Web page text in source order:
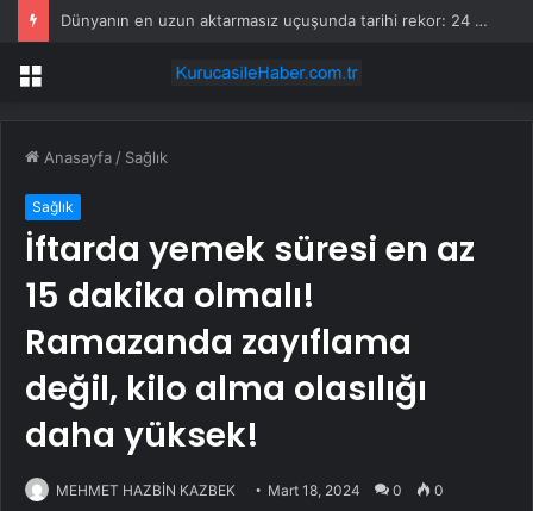
Dünyanın en uzun aktarmasız uçuşunda tarihi rekor: 24 saatten fazla havada kaldılar
Menü
Anasayfa / Sağlık
Sağlık
İftarda yemek süresi en az
15 dakika olmalı!
Ramazanda zayıflama
değil, kilo alma olasılığı
daha yüksek!
MEHMET HAZBİN KAZBEK Mart 18, 2024 0 0